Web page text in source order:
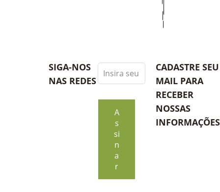
SIGA-NOS
NAS REDES
Leave
this
blank
A
s
si
n
a
r
CADASTRE
MAIL PARA
RECEBER
NOSSAS
INFORMAÇÕES